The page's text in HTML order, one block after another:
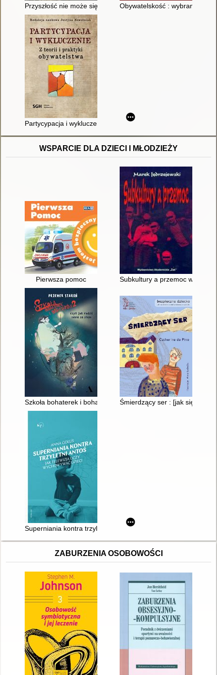
Przyszłość nie może się zacząć : polski dyskurs
Obywatelskość : wybrane
Partycypacja i wykluczenie : z teorii i praktyki obywatelstwa
WSPARCIE DLA DZIECI I MŁODZIEŻY
Pierwsza pomoc Subkultury a przemoc w
Szkoła bohaterek i bohaterów 2 czyli Jak radzić sobie ze złem
Śmierdzący ser : [jak się
Superniania kontra trzyletni Antoś : jak telewizja uczy
ZABURZENIA OSOBOWOŚCI